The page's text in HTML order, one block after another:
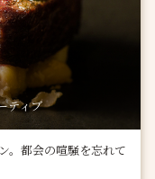
ティブ
。都会の喧騒を忘れて